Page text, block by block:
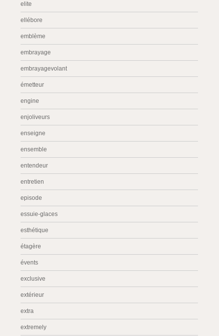
elite
ellébore
emblème
embrayage
embrayagevolant
émetteur
engine
enjoliveurs
enseigne
ensemble
entendeur
entretien
episode
essuie-glaces
esthétique
étagère
évents
exclusive
extérieur
extra
extremely